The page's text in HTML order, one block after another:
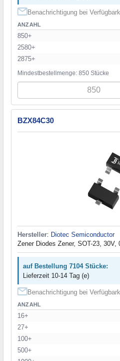
Benachrichtigung bei
ANZAHL
850+
2580+
2875+
Mindestbestellmenge: 850 Stücke
BZX84C30
Hersteller: Diotec Semiconductor
Zener Diodes Zener, SOT-23, 30V,
auf Bestellung 7104 Stücke:
Lieferzeit 10-14 Tag (e)
Benachrichtigung bei
ANZAHL
16+
27+
100+
500+